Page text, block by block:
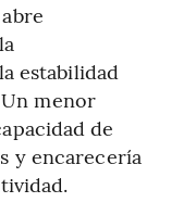
estabilidad
menor
de
y encarecería